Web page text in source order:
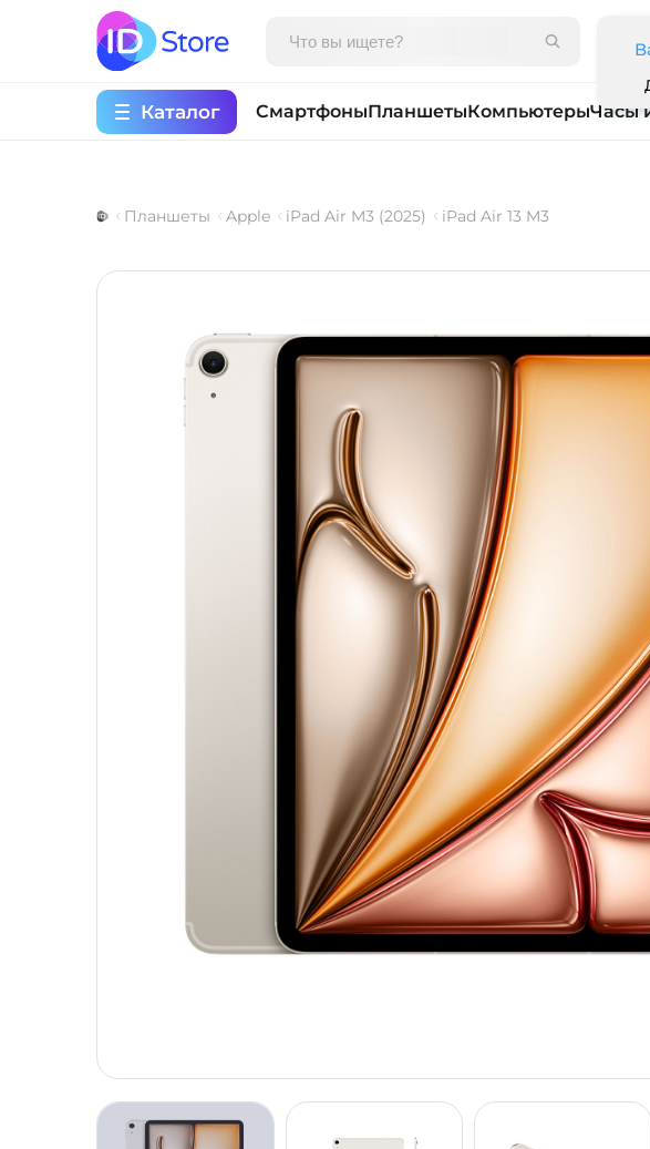
Каталог СмартфоныПланшетыКомпьютерыЧасы
Планшеты Apple iPad Air M3 (2025) iPad Air 13 M3